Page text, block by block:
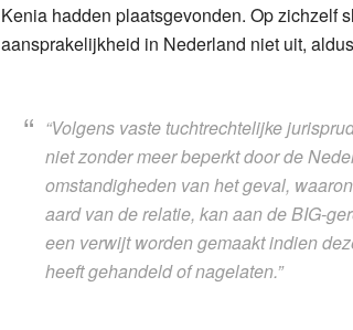
Kenia hadden plaatsgevonden. Op zichzelf
aansprakelijkheid in Nederland niet uit,
“Volgens vaste tuchtrechtelijke
niet zonder meer beperkt door de
omstandigheden van het geval,
aard van de relatie, kan aan de BIG-
een verwijt worden gemaakt indien
heeft gehandeld of nagelaten.”